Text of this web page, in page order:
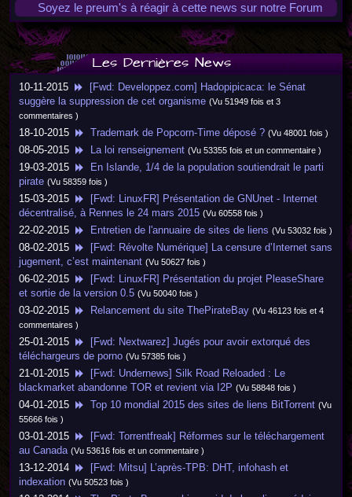
Soyez le preum's à réagir à cette news sur notre Forum
Les Dernières News
10-11-2015
[Fwd: Developpez.com] Hadopipicaca: le Sénat
suggère la suppression de cet organisme (Vu 51949 fois et 3
commentaires )
18-10-2015 Trademark de Popcorn-Time déposé ? (Vu 48001 fois )
08-05-2015 La loi renseignement (Vu 53355 fois et un commentaire )
19-03-2015
En Islande, 1/4 de la population soutiendrait le parti
pirate (Vu 58359 fois )
15-03-2015
[Fwd: LinuxFR] Présentation de GNUnet - Internet
décentralisé, à Rennes le 24 mars 2015 (Vu 60558 fois )
22-02-2015 Entretien de l'annuaire de sites de liens (Vu 53032 fois )
08-02-2015
[Fwd: Révolte Numérique] La censure d’Internet sans
jugement, c’est maintenant (Vu 50627 fois )
06-02-2015
[Fwd: LinuxFR] Présentation du projet PleaseShare
et sortie de la version 0.5 (Vu 50040 fois )
03-02-2015 Relancement du site ThePirateBay (Vu 46123 fois et 4
commentaires )
25-01-2015
[Fwd: Nextwarez] Jugés pour avoir extorqué des
téléchargeurs de porno (Vu 57385 fois )
21-01-2015
[Fwd: Undernews] Silk Road Reloaded : Le
blackmarket abandonne TOR et revient via I2P (Vu 58848 fois )
04-01-2015 Top 10 mondial 2015 des sites de liens BitTorrent (Vu
55666 fois )
03-01-2015
[Fwd: Torrentfreak] Réformes sur le téléchargement
au Canada (Vu 53616 fois et un commentaire )
13-12-2014
[Fwd: Mitsu] L’après-TPB: DHT, infohash et
indexation (Vu 50523 fois )